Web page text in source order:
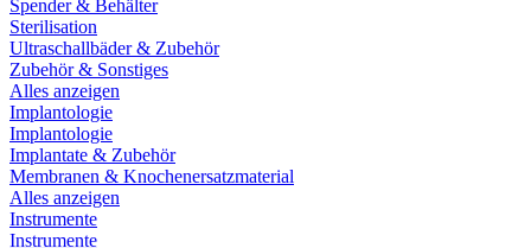
Spender & Behälter
Sterilisation
Ultraschallbäder & Zubehör
Zubehör & Sonstiges
Alles anzeigen
Implantologie
Implantologie
Implantate & Zubehör
Membranen & Knochenersatzmaterial
Alles anzeigen
Instrumente
Instrumente